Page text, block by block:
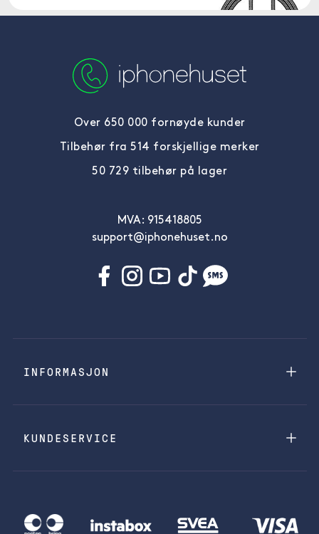
Over 650 000 fornøyde kunder
Tilbehør fra 514 forskjellige merker
50 729 tilbehør på lager
MVA: 915418805
support@iphonehuset.no
INFORMASJON
KUNDESERVICE